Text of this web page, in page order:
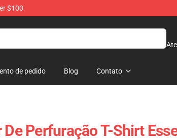
$100
de pedido Blog Contato
De Perfuração T-Shirt